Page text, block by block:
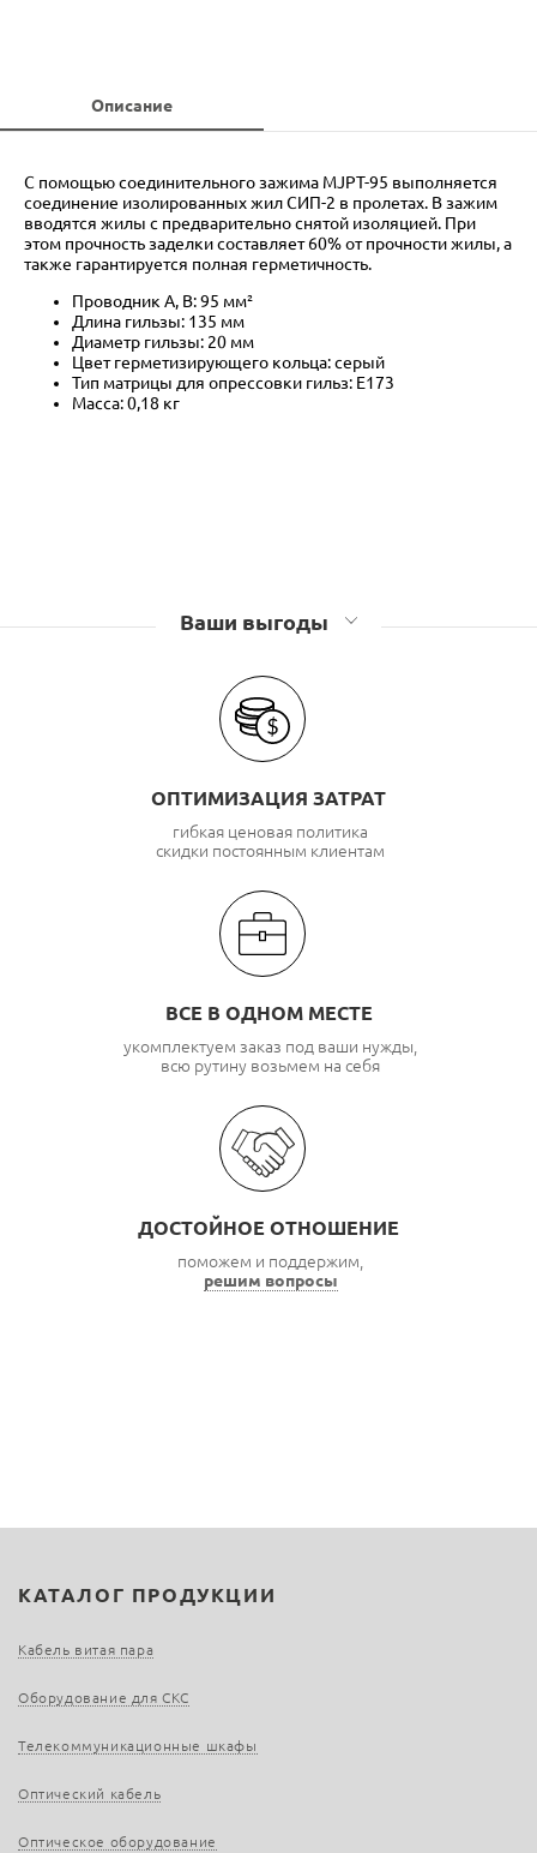
Описание
С помощью соединительного зажима MJPT-95 выполняется
соединение изолированных жил СИП-2 в пролетах. В зажим
вводятся жилы с предварительно снятой изоляцией. При
этом прочность заделки составляет 60% от прочности жилы, а
также гарантируется полная герметичность.
Проводник А, B: 95 мм²
Длина гильзы: 135 мм
Диаметр гильзы: 20 мм
Цвет герметизирующего кольца: серый
Тип матрицы для опрессовки гильз: Е173
Масса: 0,18 кг
Ваши выгоды
ОПТИМИЗАЦИЯ ЗАТРАТ
гибкая ценовая политика
скидки постоянным клиентам
ВСЕ В ОДНОМ МЕСТЕ
укомплектуем заказ под ваши нужды,
всю рутину возьмем на себя
ДОСТОЙНОЕ ОТНОШЕНИЕ
поможем и поддержим,
решим вопросы
КАТАЛОГ ПРОДУКЦИИ
Кабель витая пара
Оборудование для СКС
Телекоммуникационные шкафы
Оптический кабель
Оптическое оборудование